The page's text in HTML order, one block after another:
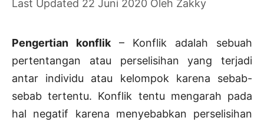
22 Juni 2020 Oleh Zakky
Pengertian konflik – Konflik adalah sebuah
pertentangan atau perselisihan yang terjadi
antar individu atau kelompok karena sebab-
sebab tertentu. Konflik tentu mengarah pada
hal negatif karena menyebabkan perselisihan